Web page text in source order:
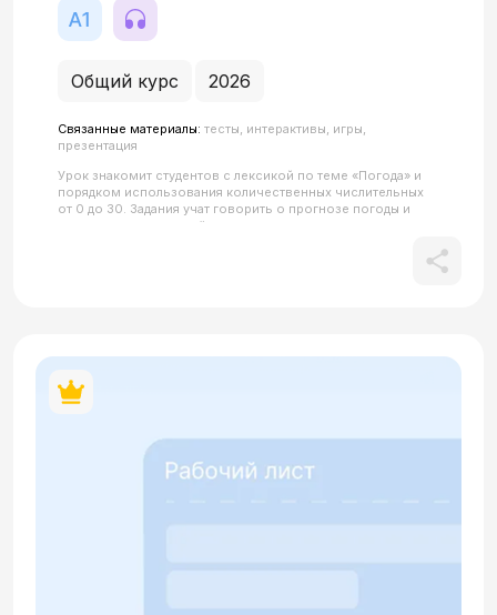
Общий курс 2026
Связанные материалы: тесты, интерактивы, игры,
презентация
Урок знакомит студентов с лексикой по теме «Погода» и
порядком использования количественных числительных
от 0 до 30. Задания учат говорить о прогнозе погоды и
закрепляют навыки счёта, а также позволяют повторить
числах и пространственном расположении предметов.